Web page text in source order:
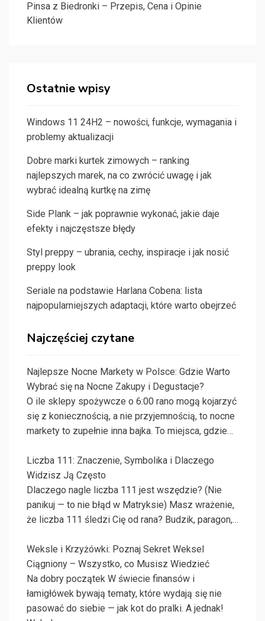
Pinsa z Biedronki – Przepis, Cena i Opinie
Klientów
Ostatnie wpisy
Windows 11 24H2 – nowości, funkcje, wymagania i
problemy aktualizacji
Dobre marki kurtek zimowych – ranking
najlepszych marek, na co zwrócić uwagę i jak
wybrać idealną kurtkę na zimę
Side Plank – jak poprawnie wykonać, jakie daje
efekty i najczęstsze błędy
Styl preppy – ubrania, cechy, inspiracje i jak nosić
preppy look
Seriale na podstawie Harlana Cobena: lista
najpopularniejszych adaptacji, które warto obejrzeć
Najczęściej czytane
Najlepsze Nocne Markety w Polsce: Gdzie Warto
Wybrać się na Nocne Zakupy i Degustacje?
O ile sklepy spożywcze o 6:00 rano mogą kojarzyć
się z koniecznością, a nie przyjemnością, to nocne
markety to zupełnie inna bajka. To miejsca, gdzie…
Liczba 111: Znaczenie, Symbolika i Dlaczego
Widzisz Ją Często
Dlaczego nagle liczba 111 jest wszędzie? (Nie
panikuj — to nie błąd w Matryksie) Masz wrażenie,
że liczba 111 śledzi Cię od rana? Budzik, paragon,…
Weksle i Krzyżówki: Poznaj Sekret Weksel
Ciągniony – Wszystko, co Musisz Wiedzieć
Na dobry początek W świecie finansów i
łamigłówek bywają tematy, które wydają się nie
pasować do siebie — jak kot do pralki. A jednak!